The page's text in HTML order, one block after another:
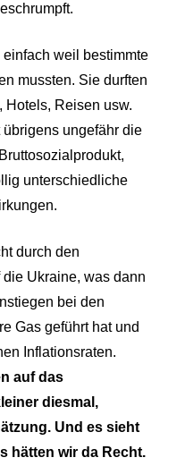
weil bestimmte
mussten. Sie durften
Hotels, Reisen usw.
ungefähr die
unterschiedliche
durch den
Ukraine, was dann
bei den
Gas geführt hat und
Inflationsraten.
auf das
diesmal,
Und es sieht
hätten wir da Recht.